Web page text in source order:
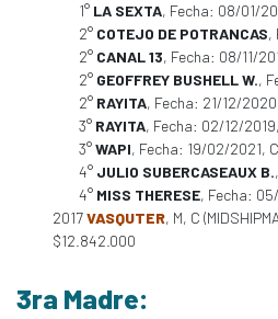
1° LA SEXTA, Fecha: 08/01/
2° COTEJO DE POTRANCAS,
2° CANAL 13, Fecha: 08/11/
2° GEOFFREY BUSHELL W.,
2° RAYITA, Fecha: 21/12/
3° RAYITA, Fecha: 02/12/
3°WAPI, Fecha: 19/02/2021,
4° JULIO SUBERCASEAUX B.
4° MISS THERESE, Fecha:
2017VASQUTER, M, C
$12.842.000
3ra Madre: